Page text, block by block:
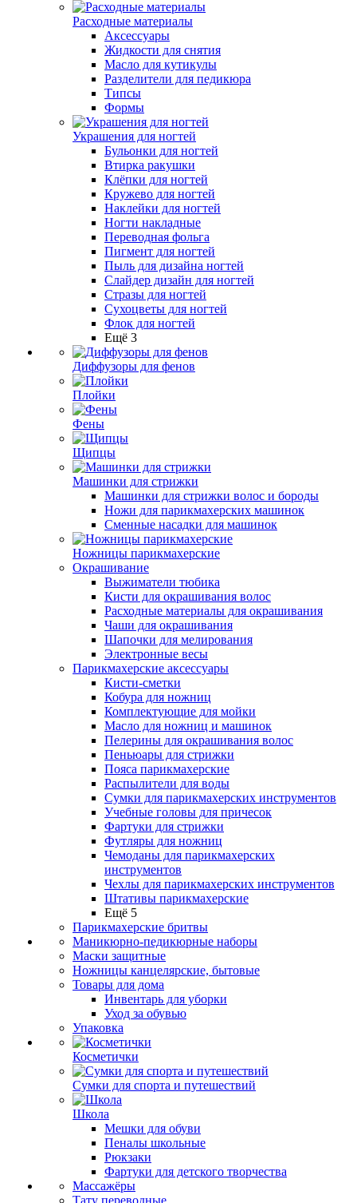
Расходные материалы
Аксессуары
Жидкости для снятия
Масло для кутикулы
Разделители для педикюра
Типсы
Формы
Украшения для ногтей
Бульонки для ногтей
Втирка ракушки
Клёпки для ногтей
Кружево для ногтей
Наклейки для ногтей
Ногти накладные
Переводная фольга
Пигмент для ногтей
Пыль для дизайна ногтей
Слайдер дизайн для ногтей
Стразы для ногтей
Сухоцветы для ногтей
Флок для ногтей
Ещё 3
Диффузоры для фенов
Плойки
Фены
Щипцы
Машинки для стрижки
Машинки для стрижки волос и бороды
Ножи для парикмахерских машинок
Сменные насадки для машинок
Ножницы парикмахерские
Окрашивание
Выжиматели тюбика
Кисти для окрашивания волос
Расходные материалы для окрашивания
Чаши для окрашивания
Шапочки для мелирования
Электронные весы
Парикмахерские аксессуары
Кисти-сметки
Кобура для ножниц
Комплектующие для мойки
Масло для ножниц и машинок
Пелерины для окрашивания волос
Пеньюары для стрижки
Пояса парикмахерские
Распылители для воды
Сумки для парикмахерских инструментов
Учебные головы для причесок
Фартуки для стрижки
Футляры для ножниц
Чемоданы для парикмахерских
инструментов
Чехлы для парикмахерских инструментов
Штативы парикмахерские
Ещё 5
Парикмахерские бритвы
Маникюрно-педикюрные наборы
Маски защитные
Ножницы канцелярские, бытовые
Товары для дома
Инвентарь для уборки
Уход за обувью
Упаковка
Косметички
Сумки для спорта и путешествий
Школа
Мешки для обуви
Пеналы школьные
Рюкзаки
Фартуки для детского творчества
Массажёры
Тату переводные